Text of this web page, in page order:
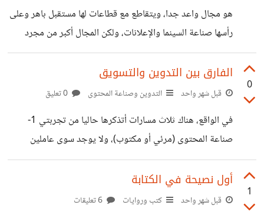
والتسويق بالمحتوى والنشرات البريدية. تشير عبارة (تحسين
محركات البحث Search Engine Optimization، واختصارا:
تحسين ظهورك ووصولك إلى المستخدمين
هو مجال واعد جدا، ويتقاطع مع قطاعات لها مستقبل باهر وعلى
رأسها صناعة السينما والإعلانات، ولكن المجال أكبر من مجرد
تصميم وتصوير ترفيهي. أنا تحصلت ولله الحمد على مجموعة
كبيرة من الخبارات في كل المجالات البصرية تقريبا عدا الطبي
منها، يعني يمكنكم سؤالي أي سؤال عن توليد الصور والفيديو بـ
الأبعاد في عصر ما قبل أوبين إيه آي.
0
الفارق بين التدوين والتسويق
قبل شهر واحد التدوين وصناعة المحتوى
في الواقع، هناك ثلاث مسارات أتذكرها حاليا من تجربتي 1-
صناعة المحتوى (مرئي أو مكتوب)، ولا يوجد سوى عاملين
يساعداك على التألق: (تقديم ما هو مفيد، والاستمرار دائما). 2-
بناء الهوية الشخصية، وهذا هدف آخر مغاير، ويمكن صناعته
رقميا دون أن يكون التسويق موسعا بالضرورة، والهوية قد تقترن
1
أول نصيحة في الكتابة
قبل شهر واحد كتب وروايات